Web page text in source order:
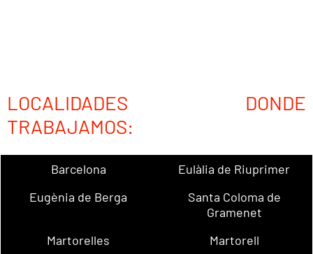
LOCALIDADES DONDE
TRABAJAMOS:
Barcelona
Eulàlia de Riuprimer
Eugènia de Berga
Santa Coloma de
Gramenet
Martorelles
Martorell